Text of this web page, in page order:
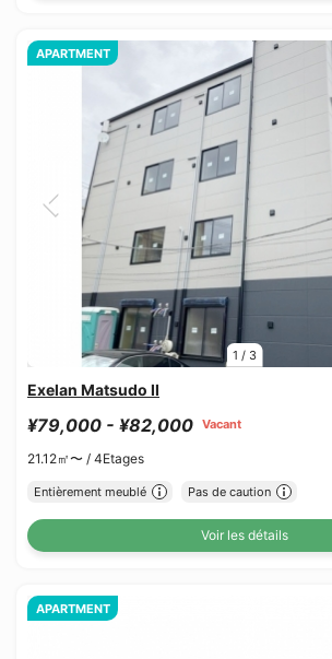
1 / 3
APARTMENT
Exelan Matsudo II
¥79,000 - ¥82,000 Vacant
21.12㎡〜 / 4Etages
Entièrement meublé Pas de caution
Voir les détails
APARTMENT